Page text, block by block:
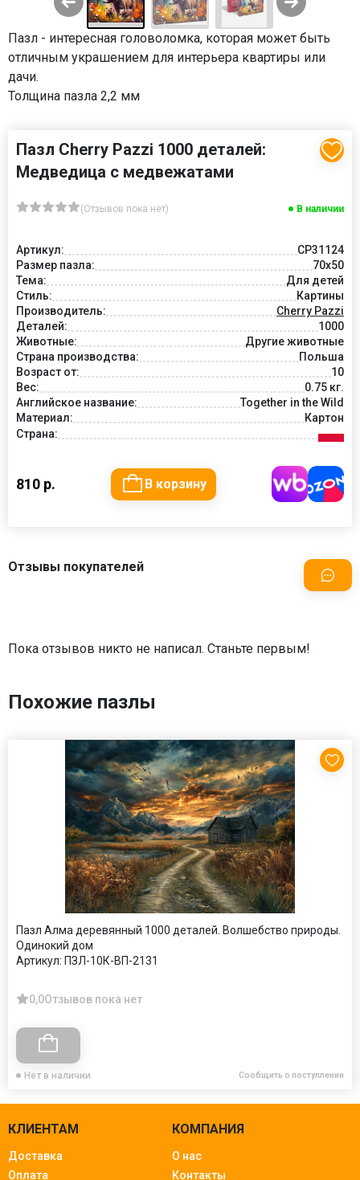
Пазл - интересная головоломка, которая может быть
отличным украшением для интерьера квартиры или
дачи.
Толщина пазла 2,2 мм
Пазл Cherry Pazzi 1000 деталей:
Медведица с медвежатами
(Отзывов пока нет) В наличии
Артикул:
CP31124
Размер пазла:
70x50
Тема:
Для детей
Стиль:
Картины
Производитель:
Cherry Pazzi
Деталей:
1000
Животные:
Другие животные
Страна производства:
Польша
Возраст от:
10
Вес:
0.75 кг.
Английское название:
Together in the Wild
Материал:
Картон
Страна:
810 р. В корзину
Отзывы покупателей
Пока отзывов никто не написал. Станьте первым!
Похожие пазлы
Пазл Алма деревянный 1000 деталей. Волшебство природы.
Одинокий дом
Артикул: ПЗЛ-10К-ВП-2131
0,0Отзывов пока нет
Нет в наличии Сообщить о поступлении
КЛИЕНТАМ
Доставка
Оплата
КОМПАНИЯ
О нас
Контакты